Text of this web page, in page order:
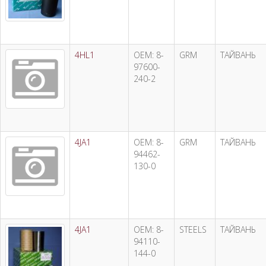
4HL1
OEM: 8-
97600-
240-2
GRM ТАЙВАНЬ
4JA1
OEM: 8-
94462-
130-0
GRM ТАЙВАНЬ
4JA1
OEM: 8-
94110-
144-0
STEELS ТАЙВАНЬ